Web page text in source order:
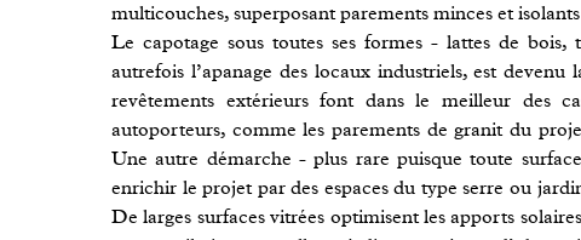
multicouches, superposant parements minces et
Le capotage sous toutes ses formes - lattes de bois,
autrefois l’apanage des locaux industriels, est
revêtements extérieurs font dans le meilleur des
autoporteurs, comme les parements de granit du
Une autre démarche - plus rare puisque toute
enrichir le projet par des espaces du type serre ou
De larges surfaces vitrées optimisent les apports